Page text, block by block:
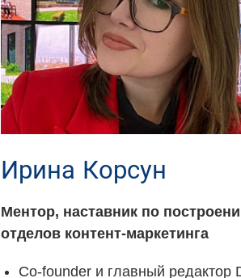
Ирина Корсун
Ментор, наставник по
отделов контент-маркетинга
Co-founder и главный редактор